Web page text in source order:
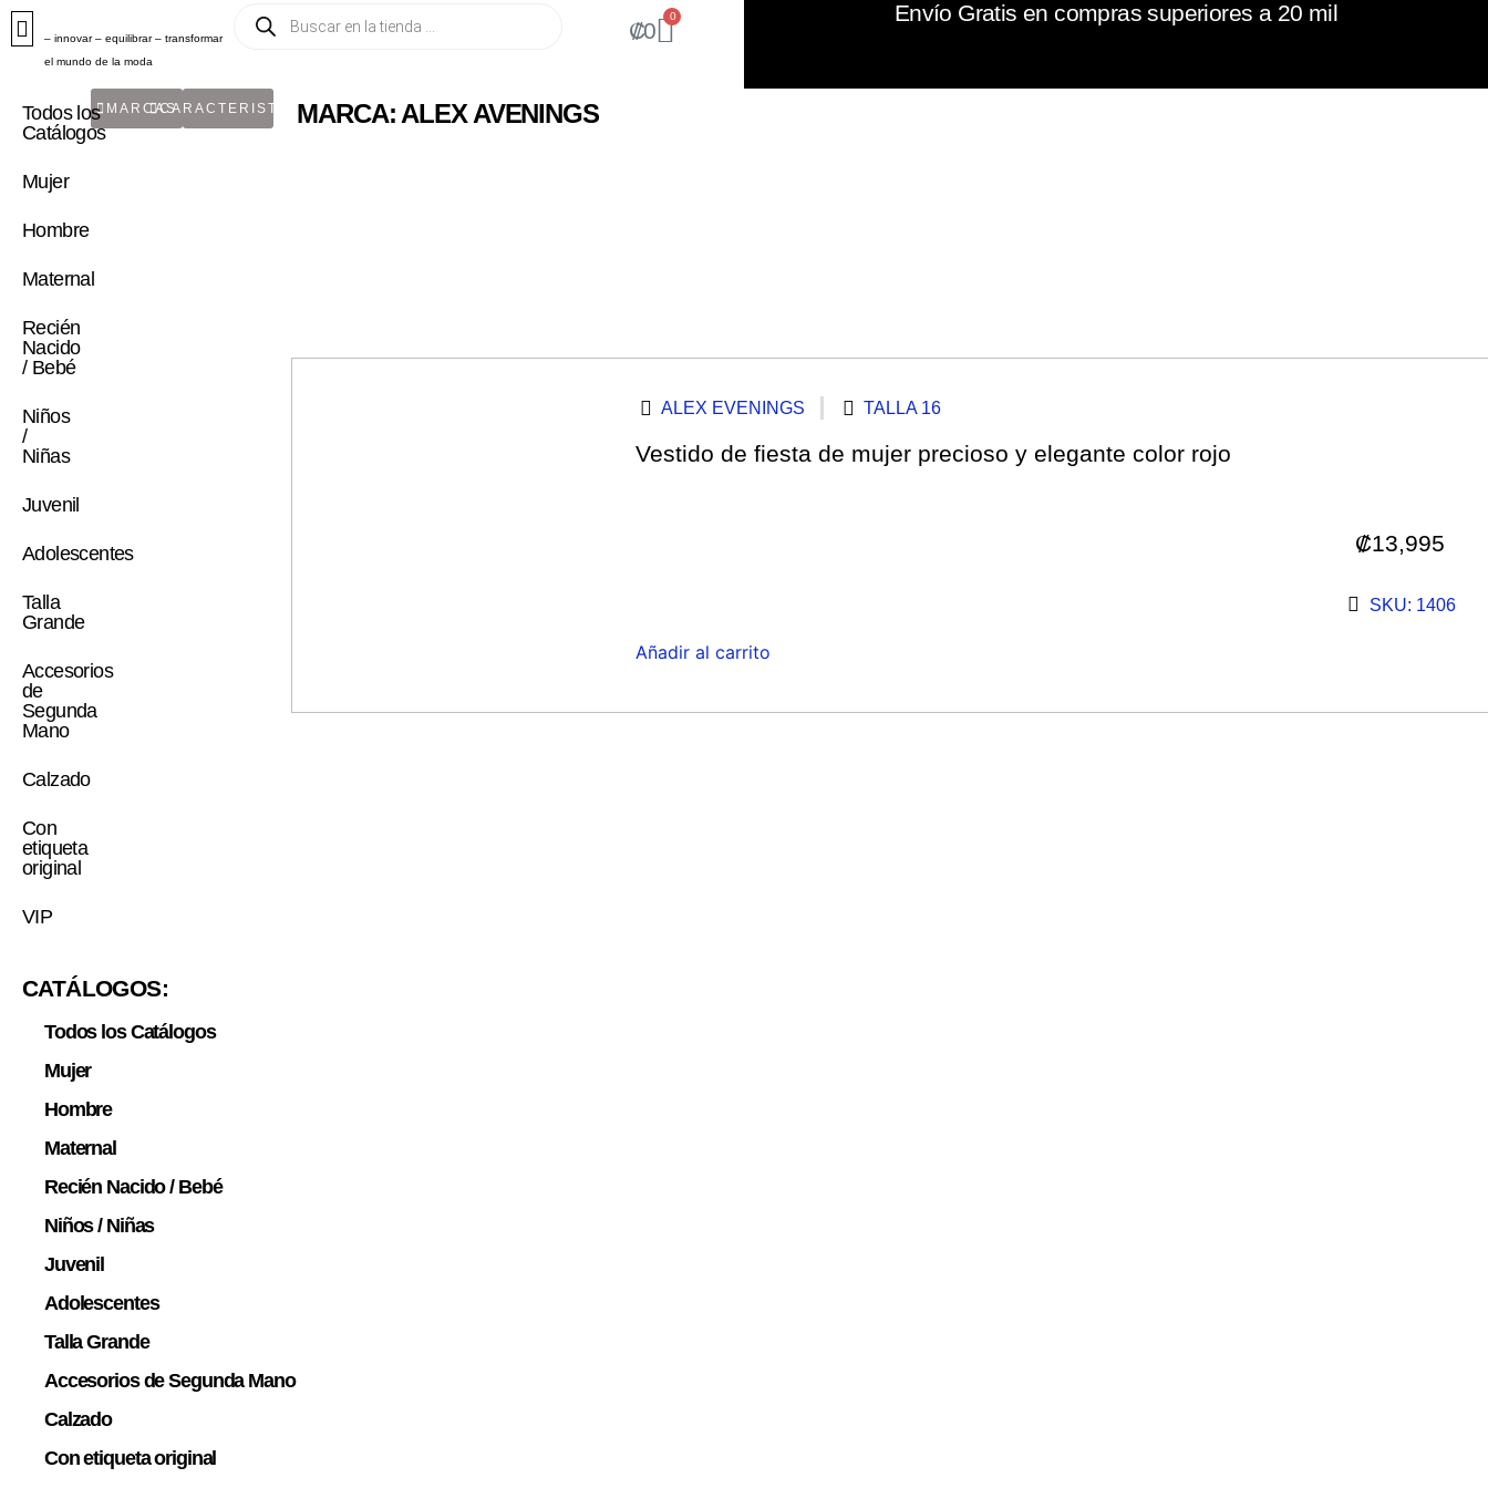
– innovar – equilibrar – transformar
el mundo de la moda
₡0
0 Envío Gratis en compras superiores a 20 mil
Todos los
Catálogos
Mujer
Hombre
Maternal
Recién
Nacido
/ Bebé
Niños
/
Niñas
Juvenil
Adolescentes
Talla
Grande
Accesorios
de
Segunda
Mano
Calzado
Con
etiqueta
original
VIP
MARCASCARACTERISTICAMARCA: ALEX AVENINGS
ALEX EVENINGS TALLA 16
Vestido de fiesta de mujer precioso y elegante color rojo
₡13,995
SKU: 1406
Añadir al carrito
CATÁLOGOS:
Todos los Catálogos
Mujer
Hombre
Maternal
Recién Nacido / Bebé
Niños / Niñas
Juvenil
Adolescentes
Talla Grande
Accesorios de Segunda Mano
Calzado
Con etiqueta original